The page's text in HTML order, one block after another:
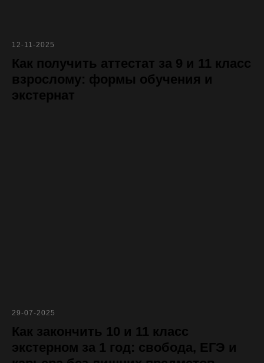
12-11-2025
Как получить аттестат за 9 и 11 класс
взрослому: формы обучения и
экстернат
29-07-2025
Как закончить 10 и 11 класс
экстерном за 1 год: свобода, ЕГЭ и